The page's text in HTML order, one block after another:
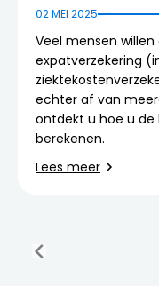
02 MEI 2025
Veel mensen
expatverzekering
echter af van
ontdekt u hoe u de
berekenen.
Lees meer